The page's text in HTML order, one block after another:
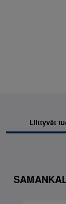
Liittyvät